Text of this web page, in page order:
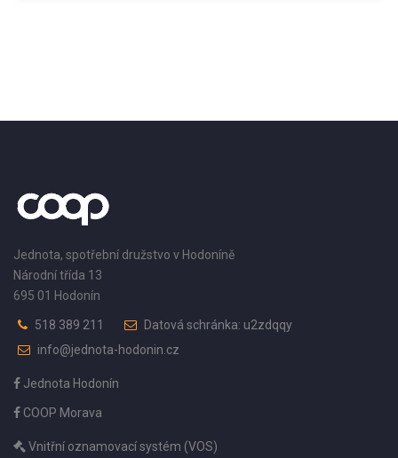
Jednota, spotřební družstvo v Hodoníně
Národní třída 13
695 01 Hodonín
518 389 211
Datová schránka: u2zdqqy
info@jednota-hodonin.cz
Jednota Hodonín
COOP Morava
Vnitřní oznamovací systém (VOS)